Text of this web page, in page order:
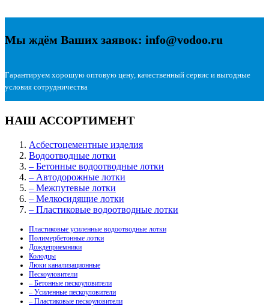
Мы ждём Ваших заявок: info@vodoo.ru
Гарантируем хорошую оптовую цену, качественный сервис и выгодные
условия сотрудничества
НАШ АССОРТИМЕНТ
Асбестоцементные изделия
Водоотводные лотки
– Бетонные водоотводные лотки
– Автодорожные лотки
– Межпутевые лотки
– Мелкосидящие лотки
– Пластиковые водоотводные лотки
Пластиковые усиленные водоотводные лотки
Полимербетонные лотки
Дождеприемники
Колодцы
Люки канализационные
Пескоуловители
– Бетонные пескоуловители
– Усиленные пескоуловители
– Пластиковые пескоуловители